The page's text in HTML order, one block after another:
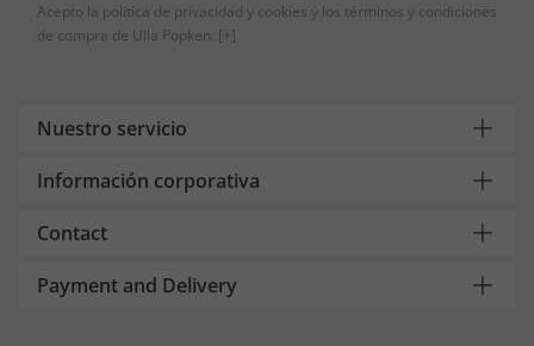
Acepto la política de privacidad y cookies y los términos y condiciones
de compra de Ulla Popken. [+]
Nuestro servicio
Información corporativa
Contact
Payment and Delivery